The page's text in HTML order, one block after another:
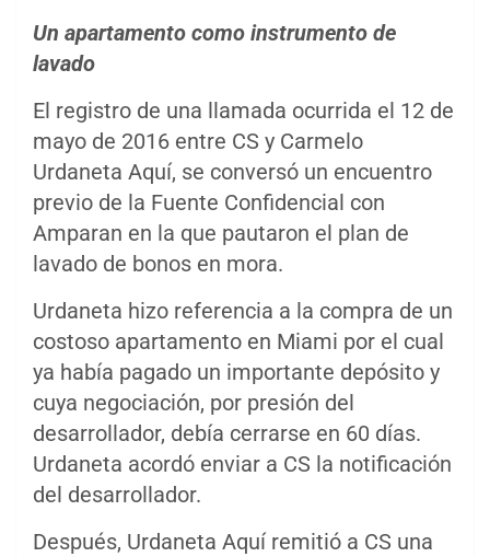
Un apartamento como instrumento de
lavado
El registro de una llamada ocurrida el 12 de
mayo de 2016 entre CS y Carmelo
Urdaneta Aquí, se conversó un encuentro
previo de la Fuente Confidencial con
Amparan en la que pautaron el plan de
lavado de bonos en mora.
Urdaneta hizo referencia a la compra de un
costoso apartamento en Miami por el cual
ya había pagado un importante depósito y
cuya negociación, por presión del
desarrollador, debía cerrarse en 60 días.
Urdaneta acordó enviar a CS la notificación
del desarrollador.
Después, Urdaneta Aquí remitió a CS una